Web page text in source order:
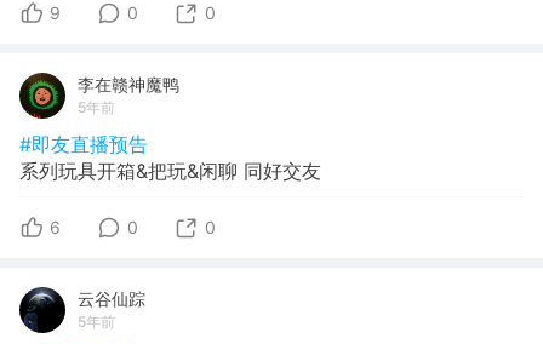
9 0 0
李在赣神魔鸭
5年前
#即友直播预告
系列玩具开箱&把玩&闲聊 同好交友
6 0 0
云谷仙踪
5年前